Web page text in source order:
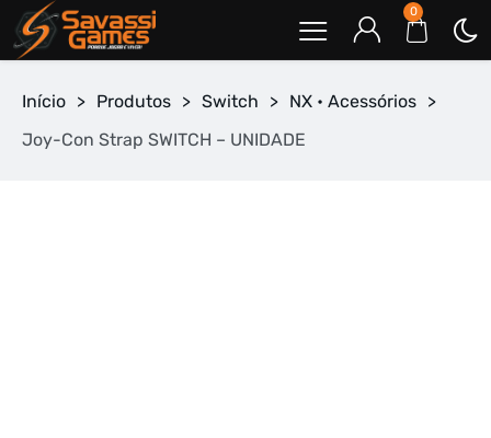
0
Início > Produtos > Switch > NX • Acessórios >
Joy-Con Strap SWITCH – UNIDADE